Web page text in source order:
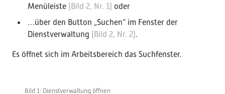
Menüleiste (Bild 2, Nr. 1) oder
…über den Button „Suchen“ im Fenster der
Dienstverwaltung (Bild 2, Nr. 2).
Es öffnet sich im Arbeitsbereich das Suchfenster.
Bild 1: Dienstverwaltung öffnen